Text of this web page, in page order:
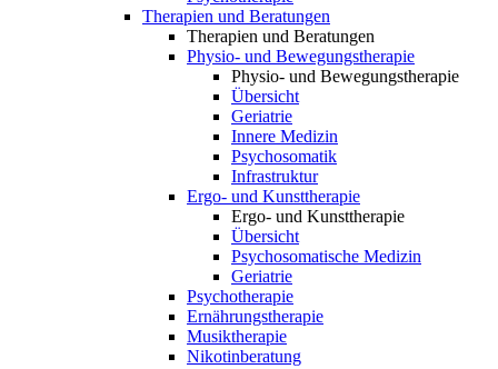
Therapien und Beratungen
Therapien und Beratungen
Physio- und Bewegungstherapie
Physio- und Bewegungstherapie
Übersicht
Geriatrie
Innere Medizin
Psychosomatik
Infrastruktur
Ergo- und Kunsttherapie
Ergo- und Kunsttherapie
Übersicht
Psychosomatische Medizin
Geriatrie
Psychotherapie
Ernährungstherapie
Musiktherapie
Nikotinberatung